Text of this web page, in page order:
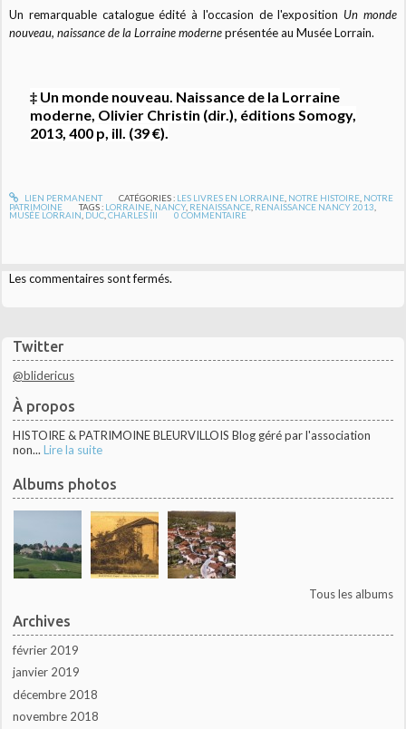
Twitter
@blidericus
À propos
HISTOIRE & PATRIMOINE BLEURVILLOIS Blog géré par l'association
non... Lire la suite
Albums photos
Tous les albums
Archives
février 2019
janvier 2019
décembre 2018
novembre 2018
Un remarquable catalogue édité à l'occasion de l'exposition Un monde
nouveau, naissance de la Lorraine moderneprésentée au Musée Lorrain.
‡ Un monde nouveau. Naissance de la Lorraine
moderne, Olivier Christin (dir.), éditions Somogy,
2013, 400 p, ill. (39 €).
LIEN PERMANENT CATÉGORIES : LES LIVRES EN LORRAINE, NOTRE HISTOIRE, NOTRE
PATRIMOINE
TAGS : LORRAINE NANCY, RENAISSANCE RENAISSANCE NANCY 2013
MUSÉE LORRAIN DUC ,CHARLES III 0 COMMENTAIRE
Les commentaires sont fermés.